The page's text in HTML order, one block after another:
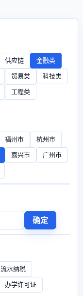
供应链 金融类
贸易类 科技类
工程类
福州市 杭州市
嘉兴市 广州市
确定
流水纳税
办学许可证